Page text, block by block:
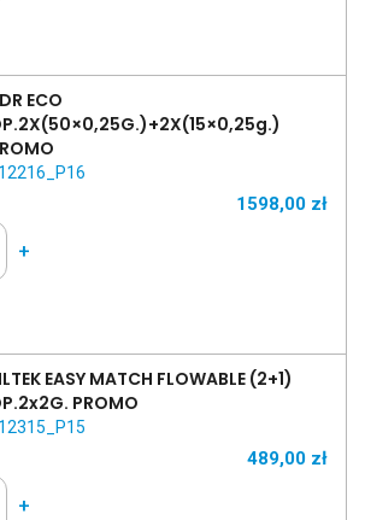
ECO
1598,00 zł
+
EASY MATCH FLOWABLE (2+1)
PROMO
489,00 zł
+